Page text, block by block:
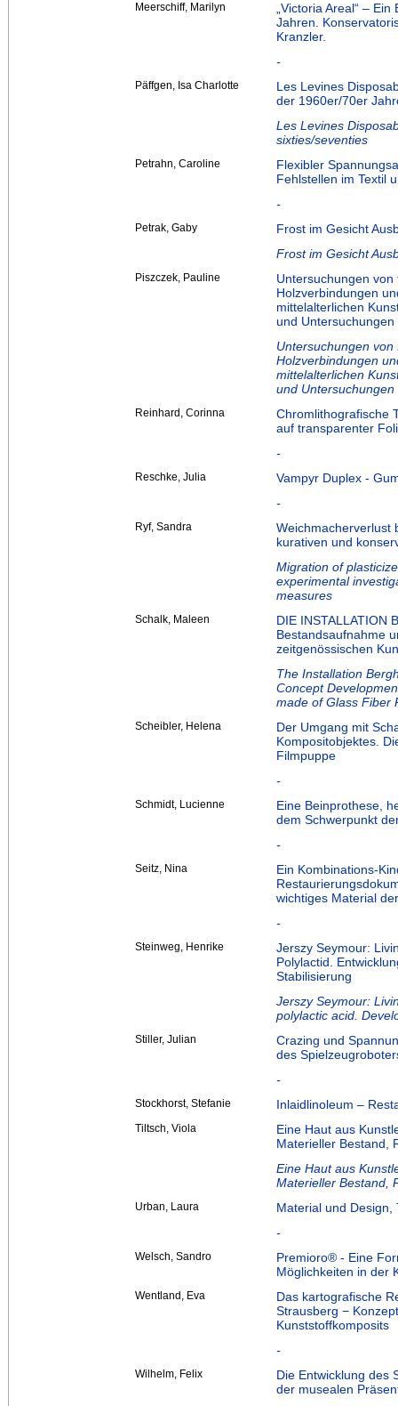
Meerschiff, Marilyn
„Victoria Areal“ –
Jahren.
Kranzler.
-
Päffgen, Isa Charlotte
Les Levines
der 1960er/70er
Les Levines
sixties/seventies
Petrahn, Caroline
Flexibler
Fehlstellen im Textil
-
Petrak, Gaby
Frost im Gesicht
Frost im Gesicht
Piszczek, Pauline
Untersuchungen
Holzverbindungen
mittelalterlichen
und Untersuchungen
Untersuchungen
Holzverbindungen
mittelalterlichen
und Untersuchungen
Reinhard, Corinna
Chromlithografische
auf transparenter
-
Reschke, Julia
Vampyr Duplex -
-
Ryf, Sandra
Weichmacherverlust
kurativen und
Migration of
experimental
measures
Schalk, Maleen
DIE INSTALLATION
Bestandsaufnahme
zeitgenössischen
The Installation
Concept
made of Glass Fiber
Scheibler, Helena
Der Umgang mit
Kompositobjektes.
Filmpuppe
-
Schmidt, Lucienne
Eine Beinprothese,
dem Schwerpunkt
-
Seitz, Nina
Ein Kombinations-
wichtiges Material
-
Steinweg, Henrike
Jerszy Seymour:
Polylactid.
Stabilisierung
Jerszy Seymour:
polylactic acid.
Stiller, Julian
Crazing und
des
-
Stockhorst, Stefanie Inlaidlinoleum –
Tiltsch, Viola
Eine Haut aus
Materieller Bestand,
Eine Haut aus
Materieller Bestand,
Urban, Laura
Material und Design,
-
Welsch, Sandro
Premioro® - Eine
Möglichkeiten in der
Wentland, Eva
Das kartografische
Strausberg −
Kunststoffkomposits
-
Wilhelm, Felix
Die Entwicklung des
der musealen